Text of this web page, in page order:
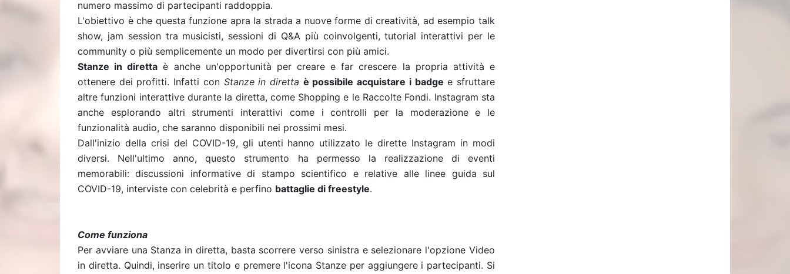
numero massimo di partecipanti raddoppia.
L'obiettivo è che questa funzione apra la strada a nuove forme di creatività, ad esempio talk
show, jam session tra musicisti, sessioni di Q&A più coinvolgenti, tutorial interattivi per le
community o più semplicemente un modo per divertirsi con più amici.
Stanze in diretta è anche un'opportunità per creare e far crescere la propria attività e
ottenere dei profitti. Infatti con Stanze in diretta è possibile acquistare i badge e sfruttare
altre funzioni interattive durante la diretta, come Shopping e le Raccolte Fondi. Instagram sta
anche esplorando altri strumenti interattivi come i controlli per la moderazione e le
funzionalità audio, che saranno disponibili nei prossimi mesi.
Dall'inizio della crisi del COVID-19, gli utenti hanno utilizzato le dirette Instagram in modi
diversi. Nell'ultimo anno, questo strumento ha permesso la realizzazione di eventi
memorabili: discussioni informative di stampo scientifico e relative alle linee guida sul
COVID-19, interviste con celebrità e perfino battaglie di freestyle.
Come funziona
Per avviare una Stanza in diretta, basta scorrere verso sinistra e selezionare l'opzione Video
in diretta. Quindi, inserire un titolo e premere l'icona Stanze per aggiungere i partecipanti. Si